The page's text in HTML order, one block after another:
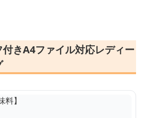
きA4ファイル対応レディー